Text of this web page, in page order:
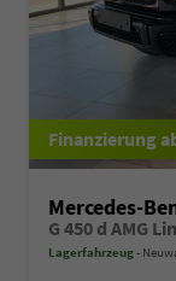
Mercedes-
Lagerfahrzeug